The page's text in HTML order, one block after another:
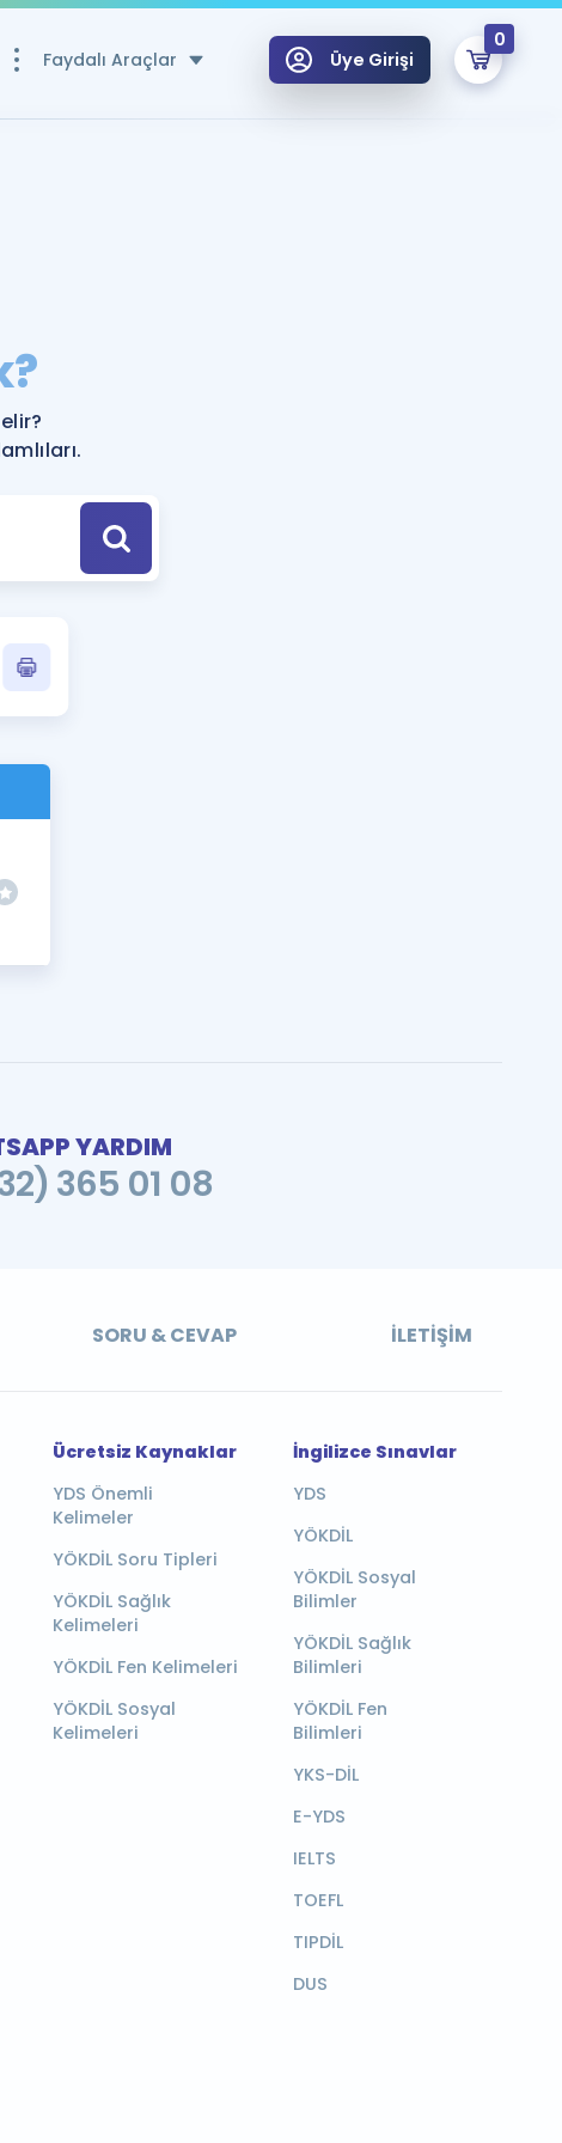
Faydalı Araçlar
Puan Hesaplama Aracı
Hazırlananlar için Öneriler
Tek Takvimde
Sınavlarla İlgili Haberler
Üye Girişi
0
Hoca ile seni sınava hazırlayacak onlarca eğitim seni bekliyor!
YARDIM
365 01 08
SORU & CEVAP İLETIŞIM
Ücretsiz Kaynaklar
YDS Önemli
Kelimeler
YÖKDİL Soru Tipleri
YÖKDİL Sağlık
Kelimeleri
YÖKDİL Fen Kelimeleri
YÖKDİL Sosyal
Kelimeleri
İngilizce Sınavlar
YDS
YÖKDİL
YÖKDİL Sosyal
Bilimler
YÖKDİL Sağlık
Bilimleri
YÖKDİL Fen
Bilimleri
YKS-DİL
E-YDS
IELTS
TOEFL
TIPDİL
DUS